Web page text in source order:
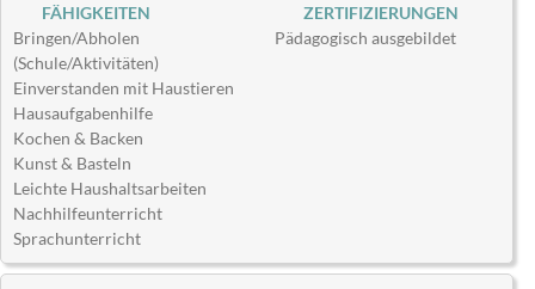
FÄHIGKEITEN
Bringen/Abholen
(Schule/Aktivitäten)
Einverstanden mit Haustieren
Hausaufgabenhilfe
Kochen & Backen
Kunst & Basteln
Leichte Haushaltsarbeiten
Nachhilfeunterricht
Sprachunterricht
ZERTIFIZIERUNGEN
Pädagogisch ausgebildet